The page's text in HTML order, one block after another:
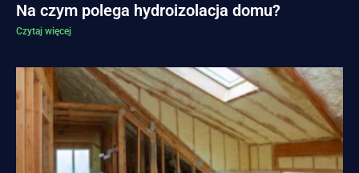
Na czym polega hydroizolacja domu?
Czytaj więcej